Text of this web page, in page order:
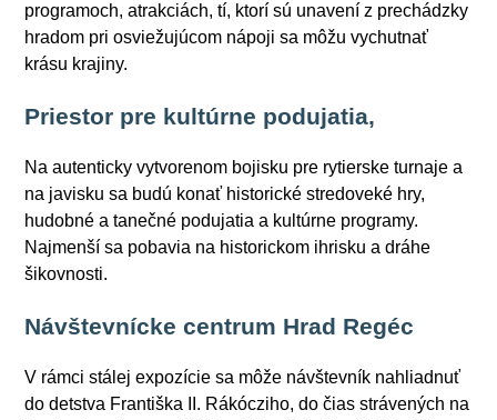
programoch, atrakciách, tí, ktorí sú unavení z prechádzky
hradom pri osviežujúcom nápoji sa môžu vychutnať
krásu krajiny.
Priestor pre kultúrne podujatia,
Na autenticky vytvorenom bojisku pre rytierske turnaje a
na javisku sa budú konať historické stredoveké hry,
hudobné a tanečné podujatia a kultúrne programy.
Najmenší sa pobavia na historickom ihrisku a dráhe
šikovnosti.
Návštevnícke centrum Hrad Regéc
V rámci stálej expozície sa môže návštevník nahliadnuť
do detstva Františka II. Rákócziho, do čias strávených na